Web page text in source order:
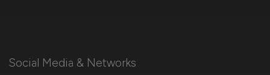
Social Media & Networks